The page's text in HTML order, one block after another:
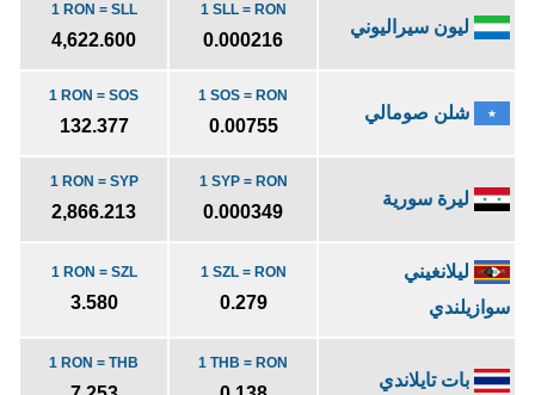
ليون سيراليوني
1 SLL = RON
0.000216
1 RON = SLL
4,622.600
شلن صومالي
1 SOS = RON
0.00755
1 RON = SOS
132.377
ليرة سورية
1 SYP = RON
0.000349
1 RON = SYP
2,866.213
ليلانغيني
سوازيلندي
1 SZL = RON
0.279
1 RON = SZL
3.580
بات تايلاندي
1 THB = RON
1 RON = THB